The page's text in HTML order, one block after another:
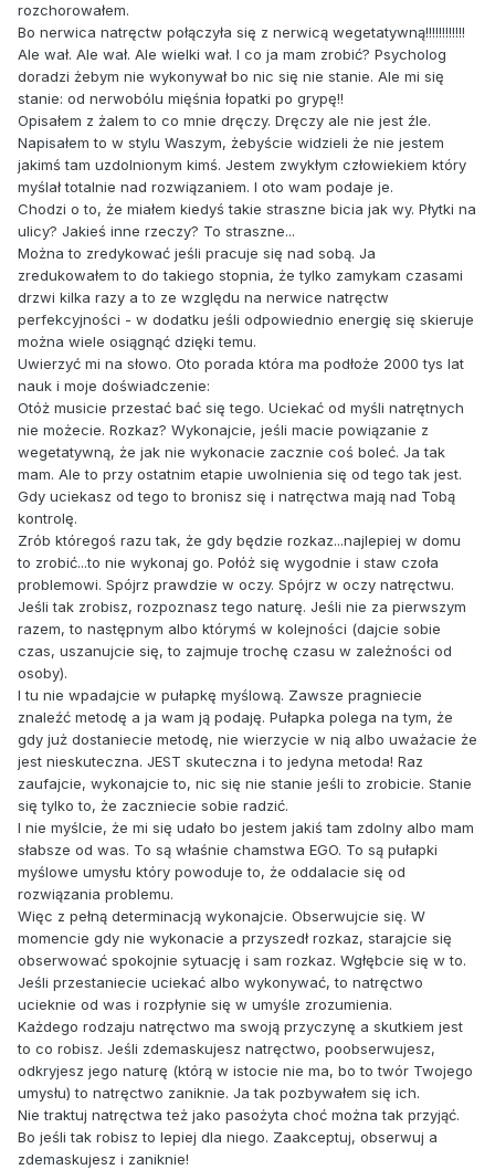
rozchorowałem.
Bo nerwica natręctw połączyła się z nerwicą wegetatywną!!!!!!!!!!!!
Ale wał. Ale wał. Ale wielki wał. I co ja mam zrobić? Psycholog
doradzi żebym nie wykonywał bo nic się nie stanie. Ale mi się
stanie: od nerwobólu mięśnia łopatki po grypę!!
Opisałem z żalem to co mnie dręczy. Dręczy ale nie jest źle.
Napisałem to w stylu Waszym, żebyście widzieli że nie jestem
jakimś tam uzdolnionym kimś. Jestem zwykłym człowiekiem który
myślał totalnie nad rozwiązaniem. I oto wam podaje je.
Chodzi o to, że miałem kiedyś takie straszne bicia jak wy. Płytki na
ulicy? Jakieś inne rzeczy? To straszne...
Można to zredykować jeśli pracuje się nad sobą. Ja
zredukowałem to do takiego stopnia, że tylko zamykam czasami
drzwi kilka razy a to ze względu na nerwice natręctw
perfekcyjności - w dodatku jeśli odpowiednio energię się skieruje
można wiele osiągnąć dzięki temu.
Uwierzyć mi na słowo. Oto porada która ma podłoże 2000 tys lat
nauk i moje doświadczenie:
Otóż musicie przestać bać się tego. Uciekać od myśli natrętnych
nie możecie. Rozkaz? Wykonajcie, jeśli macie powiązanie z
wegetatywną, że jak nie wykonacie zacznie coś boleć. Ja tak
mam. Ale to przy ostatnim etapie uwolnienia się od tego tak jest.
Gdy uciekasz od tego to bronisz się i natręctwa mają nad Tobą
kontrolę.
Zrób któregoś razu tak, że gdy będzie rozkaz...najlepiej w domu
to zrobić...to nie wykonaj go. Połóż się wygodnie i staw czoła
problemowi. Spójrz prawdzie w oczy. Spójrz w oczy natręctwu.
Jeśli tak zrobisz, rozpoznasz tego naturę. Jeśli nie za pierwszym
razem, to następnym albo którymś w kolejności (dajcie sobie
czas, uszanujcie się, to zajmuje trochę czasu w zależności od
osoby).
I tu nie wpadajcie w pułapkę myślową. Zawsze pragniecie
znaleźć metodę a ja wam ją podaję. Pułapka polega na tym, że
gdy już dostaniecie metodę, nie wierzycie w nią albo uważacie że
jest nieskuteczna. JEST skuteczna i to jedyna metoda! Raz
zaufajcie, wykonajcie to, nic się nie stanie jeśli to zrobicie. Stanie
się tylko to, że zaczniecie sobie radzić.
I nie myślcie, że mi się udało bo jestem jakiś tam zdolny albo mam
słabsze od was. To są właśnie chamstwa EGO. To są pułapki
myślowe umysłu który powoduje to, że oddalacie się od
rozwiązania problemu.
Więc z pełną determinacją wykonajcie. Obserwujcie się. W
momencie gdy nie wykonacie a przyszedł rozkaz, starajcie się
obserwować spokojnie sytuację i sam rozkaz. Wgłębcie się w to.
Jeśli przestaniecie uciekać albo wykonywać, to natręctwo
ucieknie od was i rozpłynie się w umyśle zrozumienia.
Każdego rodzaju natręctwo ma swoją przyczynę a skutkiem jest
to co robisz. Jeśli zdemaskujesz natręctwo, poobserwujesz,
odkryjesz jego naturę (którą w istocie nie ma, bo to twór Twojego
umysłu) to natręctwo zaniknie. Ja tak pozbywałem się ich.
Nie traktuj natręctwa też jako pasożyta choć można tak przyjąć.
Bo jeśli tak robisz to lepiej dla niego. Zaakceptuj, obserwuj a
zdemaskujesz i zaniknie!